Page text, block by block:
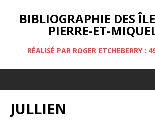
BIBLIOGRAPHIE DES
PIERRE-ET-
RÉALISÉ PAR ROGER ETCHEBERRY :
JULLIEN